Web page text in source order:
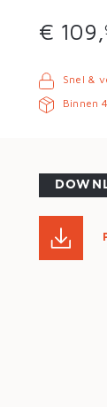
€ 109,
Snel &
Binnen